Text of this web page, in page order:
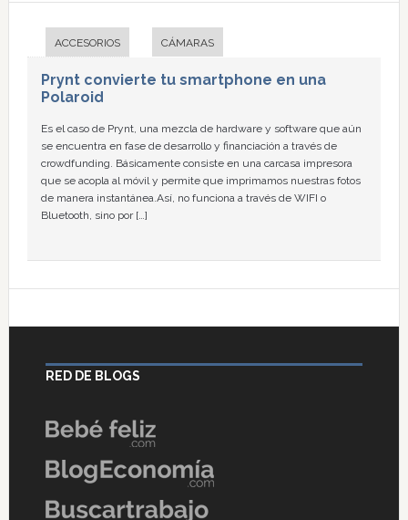
ACCESORIOS CÁMARAS
Prynt convierte tu smartphone en una
Polaroid
Es el caso de Prynt, una mezcla de hardware y software que aún
se encuentra en fase de desarrollo y financiación a través de
crowdfunding. Básicamente consiste en una carcasa impresora
que se acopla al móvil y permite que imprimamos nuestras fotos
de manera instantánea.Así, no funciona a través de WIFI o
Bluetooth, sino por […]
RED DE BLOGS